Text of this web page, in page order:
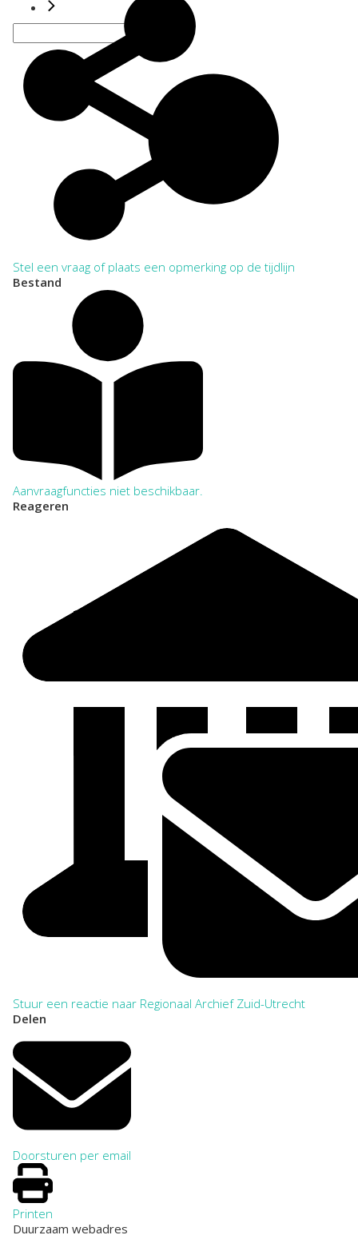
Stel een vraag of plaats een opmerking op de tijdlijn
Bestand
Aanvraagfuncties niet beschikbaar.
Reageren
Stuur een reactie naar Regionaal Archief Zuid-Utrecht
Delen
Doorsturen per email
Printen
Duurzaam webadres